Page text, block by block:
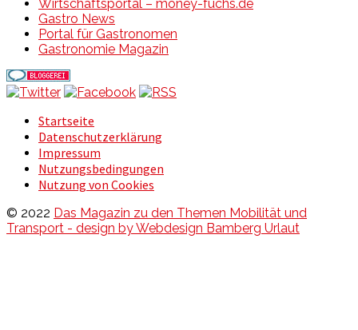
Wirtschaftsportal – money-fuchs.de
Gastro News
Portal für Gastronomen
Gastronomie Magazin
Startseite
Datenschutzerklärung
Impressum
Nutzungsbedingungen
Nutzung von Cookies
© 2022 Das Magazin zu den Themen Mobilität und
Transport - design by Webdesign Bamberg Urlaut